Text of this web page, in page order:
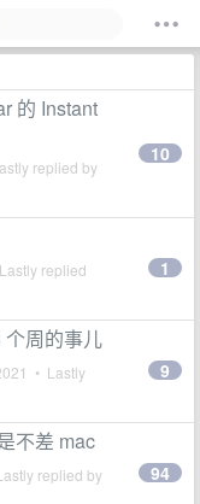
的 Instant
replied by
10
replied
1
个周的事儿
• Lastly
9
不差 mac
replied by 94